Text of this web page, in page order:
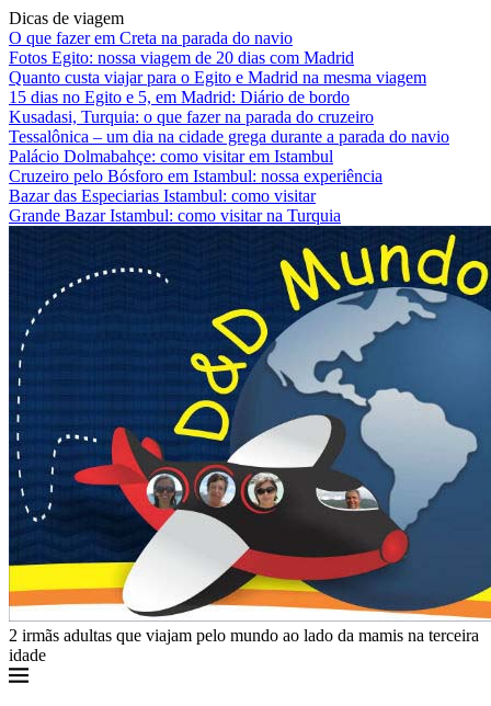
Dicas de viagem
O que fazer em Creta na parada do navio
Fotos Egito: nossa viagem de 20 dias com Madrid
Quanto custa viajar para o Egito e Madrid na mesma viagem
15 dias no Egito e 5, em Madrid: Diário de bordo
Kusadasi, Turquia: o que fazer na parada do cruzeiro
Tessalônica – um dia na cidade grega durante a parada do navio
Palácio Dolmabahçe: como visitar em Istambul
Cruzeiro pelo Bósforo em Istambul: nossa experiência
Bazar das Especiarias Istambul: como visitar
Grande Bazar Istambul: como visitar na Turquia
2 irmãs adultas que viajam pelo mundo ao lado da mamis na terceira
idade